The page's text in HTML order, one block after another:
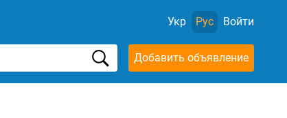
Укр Рус Войти
Добавить объявление